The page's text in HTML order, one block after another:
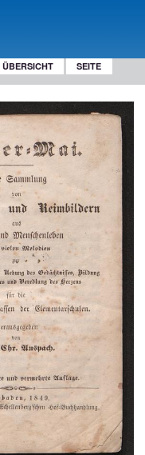
ÜBERSICHT SEITE